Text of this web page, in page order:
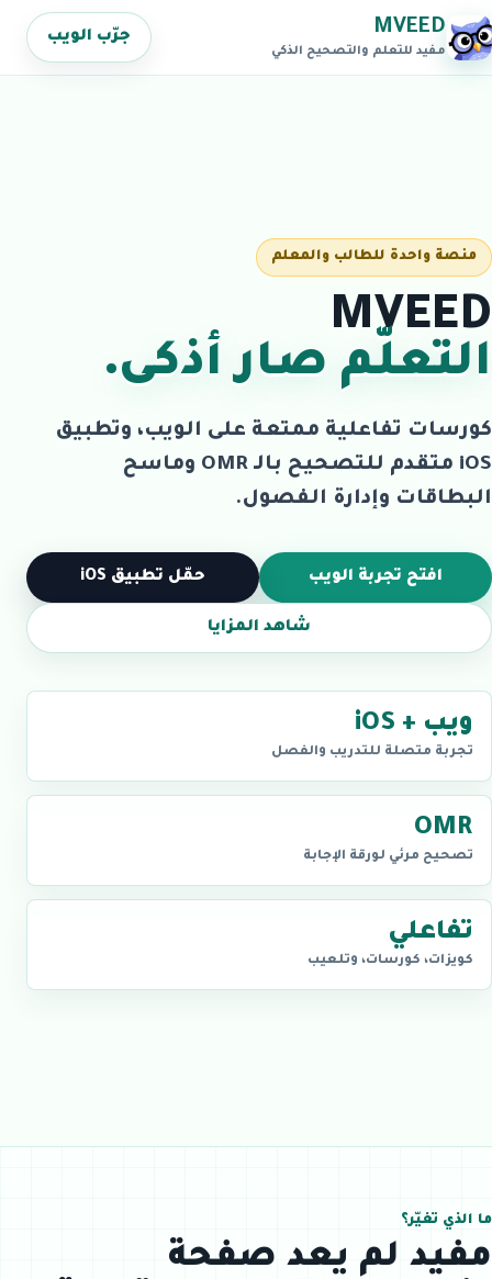
MVEED
مفيد للتعلم والتصحيح الذكي
جرّب الويب
منصة واحدة للطالب والمعلم
MVEED
التعلّم صار أذكى.
كورسات تفاعلية ممتعة على الويب، وتطبيق
iOS متقدم للتصحيح بالـ OMR وماسح
البطاقات وإدارة الفصول.
افتح تجربة الويب حمّل تطبيق iOS
شاهد المزايا
ويب + iOS
تجربة متصلة للتدريب والفصل
OMR
تصحيح مرئي لورقة الإجابة
تفاعلي
كويزات، كورسات، وتلعيب
ما الذي تغيّر؟
مفيد لم يعد صفحة